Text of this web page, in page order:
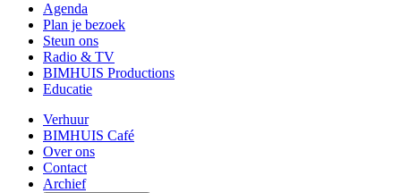
Agenda
Plan je bezoek
Steun ons
Radio & TV
BIMHUIS Productions
Educatie
Verhuur
BIMHUIS Café
Over ons
Contact
Archief